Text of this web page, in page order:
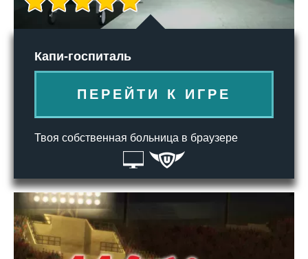
Капи-госпиталь
ПЕРЕЙТИ К ИГРЕ
Твоя собственная больница в браузере